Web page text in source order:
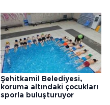
Şehitkamil Belediyesi,
koruma altındaki çocukları
sporla buluşturuyor